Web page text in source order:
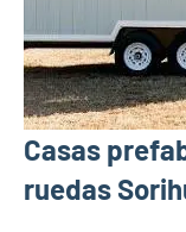
Casas
ruedas